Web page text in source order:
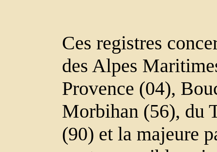
Ces registres
des Alpes
Provence (04),
Morbihan (56), du
(90) et la majeure